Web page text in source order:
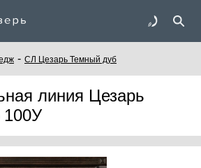
- СЛ Цезарь Темный дуб
линия Цезарь